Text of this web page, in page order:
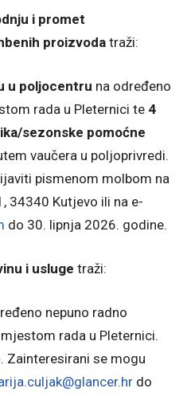
i promet
proizvoda traži:
u poljocentru na određeno
rada u Pleternici te 4
sezonske pomoćne
vaučera u poljoprivredi.
pismenom molbom na
34340 Kutjevo ili na e-
do 30. lipnja 2026. godine.
i usluge traži:
nepuno radno
rada u Pleternici.
Zainteresirani se mogu
do